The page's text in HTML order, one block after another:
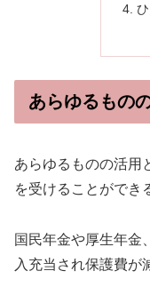
あらゆるもの
あらゆるものの活用
を受けることができ
国民年金や厚生年金
入充当され保護費が